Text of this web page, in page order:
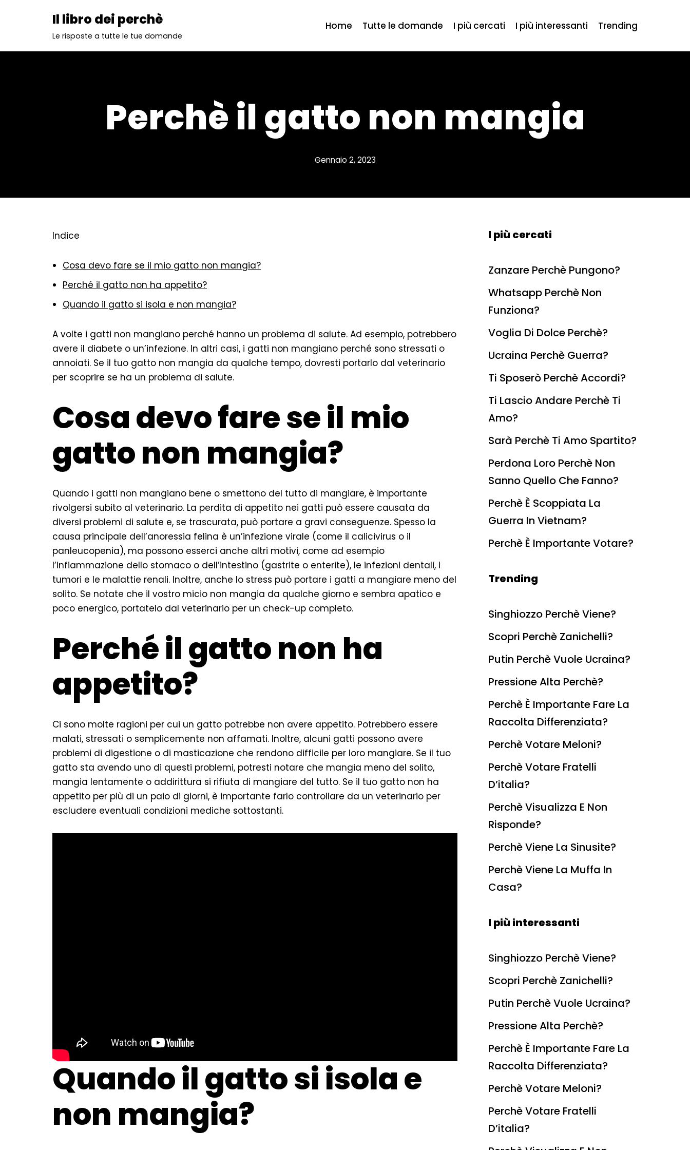
Il libro dei perchè
Le risposte a tutte le tue domande
Home Tutte le domande I più cercati I più interessanti Trending
Perchè il gatto non mangia
Gennaio 2, 2023
Indice
Cosa devo fare se il mio gatto non mangia?
Perché il gatto non ha appetito?
Quando il gatto si isola e non mangia?
A volte i gatti non mangiano perché hanno un problema di salute. Ad esempio, potrebbero
avere il diabete o un’infezione. In altri casi, i gatti non mangiano perché sono stressati o
annoiati. Se il tuo gatto non mangia da qualche tempo, dovresti portarlo dal veterinario
per scoprire se ha un problema di salute.
Cosa devo fare se il mio
gatto non mangia?
Quando i gatti non mangiano bene o smettono del tutto di mangiare, è importante
rivolgersi subito al veterinario. La perdita di appetito nei gatti può essere causata da
diversi problemi di salute e, se trascurata, può portare a gravi conseguenze. Spesso la
causa principale dell’anoressia felina è un’infezione virale (come il calicivirus o il
panleucopenia), ma possono esserci anche altri motivi, come ad esempio
l’infiammazione dello stomaco o dell’intestino (gastrite o enterite), le infezioni dentali, i
tumori e le malattie renali. Inoltre, anche lo stress può portare i gatti a mangiare meno del
solito. Se notate che il vostro micio non mangia da qualche giorno e sembra apatico e
poco energico, portatelo dal veterinario per un check-up completo.
Perché il gatto non ha
appetito?
Ci sono molte ragioni per cui un gatto potrebbe non avere appetito. Potrebbero essere
malati, stressati o semplicemente non affamati. Inoltre, alcuni gatti possono avere
problemi di digestione o di masticazione che rendono difficile per loro mangiare. Se il tuo
gatto sta avendo uno di questi problemi, potresti notare che mangia meno del solito,
mangia lentamente o addirittura si rifiuta di mangiare del tutto. Se il tuo gatto non ha
appetito per più di un paio di giorni, è importante farlo controllare da un veterinario per
escludere eventuali condizioni mediche sottostanti.
Quando il gatto si isola e
non mangia?
I più cercati
Zanzare Perchè Pungono?
Whatsapp Perchè Non
Funziona?
Voglia Di Dolce Perchè?
Ucraina Perchè Guerra?
Ti Sposerò Perchè Accordi?
Ti Lascio Andare Perchè Ti
Amo?
Sarà Perchè Ti Amo Spartito?
Perdona Loro Perchè Non
Sanno Quello Che Fanno?
Perchè È Scoppiata La
Guerra In Vietnam?
Perchè È Importante Votare?
Trending
Singhiozzo Perchè Viene?
Scopri Perchè Zanichelli?
Putin Perchè Vuole Ucraina?
Pressione Alta Perchè?
Perchè È Importante Fare La
Raccolta Differenziata?
Perchè Votare Meloni?
Perchè Votare Fratelli
D’italia?
Perchè Visualizza E Non
Risponde?
Perchè Viene La Sinusite?
Perchè Viene La Muffa In
Casa?
I più interessanti
Singhiozzo Perchè Viene?
Scopri Perchè Zanichelli?
Putin Perchè Vuole Ucraina?
Pressione Alta Perchè?
Perchè È Importante Fare La
Raccolta Differenziata?
Perchè Votare Meloni?
Perchè Votare Fratelli
D’italia?